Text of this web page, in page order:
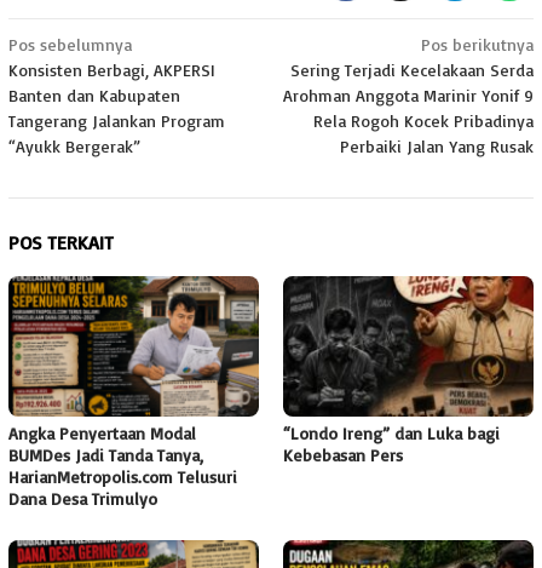
Navigasi
pos
Pos sebelumnya
Konsisten Berbagi, AKPERSI
Banten dan Kabupaten
Tangerang Jalankan Program
“Ayukk Bergerak”
Pos berikutnya
Sering Terjadi Kecelakaan Serda
Arohman Anggota Marinir Yonif 9
Rela Rogoh Kocek Pribadinya
Perbaiki Jalan Yang Rusak
POS TERKAIT
Angka Penyertaan Modal
BUMDes Jadi Tanda Tanya,
HarianMetropolis.com Telusuri
Dana Desa Trimulyo
“Londo Ireng” dan Luka bagi
Kebebasan Pers